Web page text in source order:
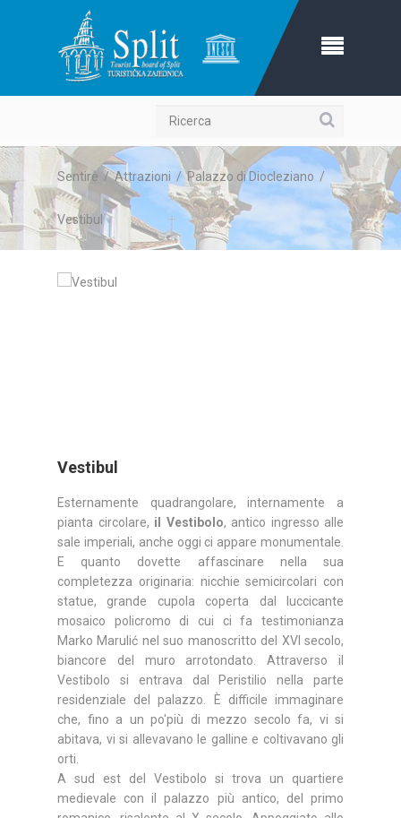
Ricerca
Sentire /Attrazioni /Palazzo di Diocleziano /
Vestibul
Vestibul
Esternamente quadrangolare, internamente a
pianta circolare, il Vestibolo, antico ingresso alle
sale imperiali, anche oggi ci appare monumentale.
E quanto dovette affascinare nella sua
completezza originaria: nicchie semicircolari con
statue, grande cupola coperta dal luccicante
mosaico policromo di cui ci fa testimonianza
Marko Marulić nel suo manoscritto del XVI secolo,
biancore del muro arrotondato. Attraverso il
Vestibolo si entrava dal Peristilio nella parte
residenziale del palazzo. È difficile immaginare
che, fino a un po'più di mezzo secolo fa, vi si
abitava, vi si allevavano le galline e coltivavano gli
orti.
A sud est del Vestibolo si trova un quartiere
medievale con il palazzo più antico, del primo